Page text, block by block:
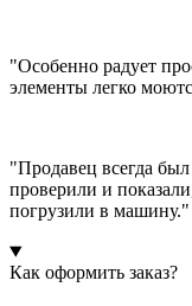
"Особенно радует
элементы легко
"Продавец всегда
проверили и
погрузили в машину."
Как оформить заказ?